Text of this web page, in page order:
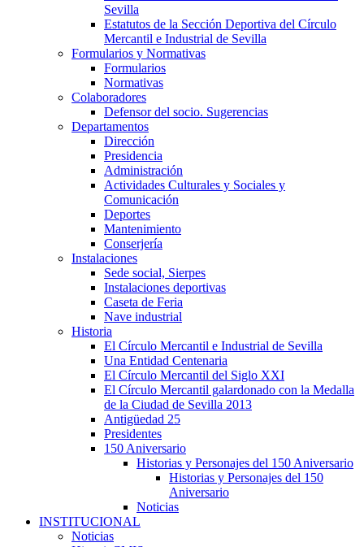
Sevilla
Estatutos de la Sección Deportiva del Círculo
Mercantil e Industrial de Sevilla
Formularios y Normativas
Formularios
Normativas
Colaboradores
Defensor del socio. Sugerencias
Departamentos
Dirección
Presidencia
Administración
Actividades Culturales y Sociales y
Comunicación
Deportes
Mantenimiento
Conserjería
Instalaciones
Sede social, Sierpes
Instalaciones deportivas
Caseta de Feria
Nave industrial
Historia
El Círculo Mercantil e Industrial de Sevilla
Una Entidad Centenaria
El Círculo Mercantil del Siglo XXI
El Círculo Mercantil galardonado con la Medalla
de la Ciudad de Sevilla 2013
Antigüedad 25
Presidentes
150 Aniversario
Historias y Personajes del 150 Aniversario
Historias y Personajes del 150
Aniversario
Noticias
INSTITUCIONAL
Noticias